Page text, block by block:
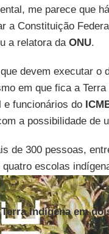
me parece que
a Constituição
a relatora da ONU.
devem executar o
em que fica a
e funcionários do
a possibilidade de
de 300 pessoas,
escolas
Indígena em